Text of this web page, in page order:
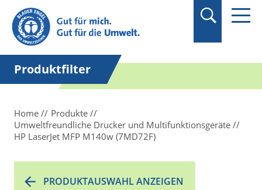
Produktfilter
Home
Produkte
Umweltfreundliche Drucker und Multifunktionsgeräte
HP LaserJet MFP M140w (7MD72F)
PRODUKTAUSWAHL ANZEIGEN